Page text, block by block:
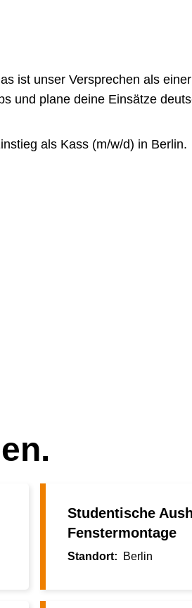
ist unser Versprechen als
und plane deine Einsätze
als Kass (m/w/d) in Berlin.
Studentische
Fenstermontage
Berlin